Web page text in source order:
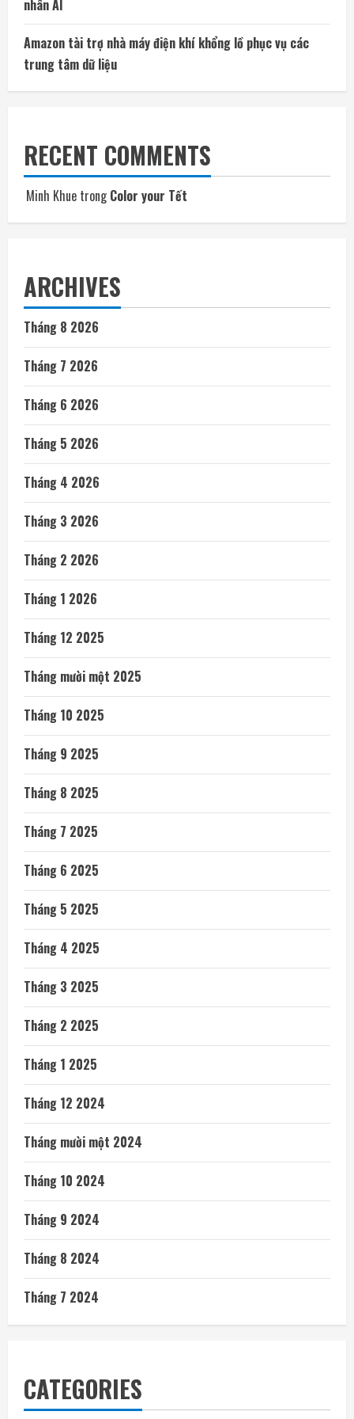
nhân AI
Amazon tài trợ nhà máy điện khí khổng lồ phục vụ các
trung tâm dữ liệu
RECENT COMMENTS
Minh Khue trongColor your Tết
ARCHIVES
Tháng 8 2026
Tháng 7 2026
Tháng 6 2026
Tháng 5 2026
Tháng 4 2026
Tháng 3 2026
Tháng 2 2026
Tháng 1 2026
Tháng 12 2025
Tháng mười một 2025
Tháng 10 2025
Tháng 9 2025
Tháng 8 2025
Tháng 7 2025
Tháng 6 2025
Tháng 5 2025
Tháng 4 2025
Tháng 3 2025
Tháng 2 2025
Tháng 1 2025
Tháng 12 2024
Tháng mười một 2024
Tháng 10 2024
Tháng 9 2024
Tháng 8 2024
Tháng 7 2024
CATEGORIES